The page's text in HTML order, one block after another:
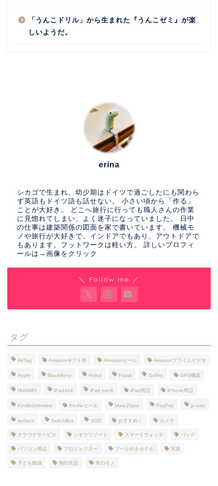
「うんこドリル」から生まれた『うんこゼミ』が楽
しいようだ。
erina
シカゴで生まれ、幼少期はドイツで過ごしたにも関わら
ず英語もドイツ語も話せない。 小さい頃から「作る」
ことが大好き。 どこへ旅行に行っても職人さんの作業
に見惚れてしまい、よく迷子になっていました。 日中
の仕事は建築関係の図面を家で書いています。 機械モ
ノや旅行が大好きで、インドアでもあり、アウトドアで
もあります。フットワークは軽い方。 詳しいプロフィ
ールは→画像をクリック
＼ Follow me ／
タグ
AirTag Amazonギフト券 Amazonセール Amazonプライムビデオ
Apple BlackBerry Felica Fossil GoPro GPS機器
HUAWEI iPadAir4 iPad mini6 iPad周辺 iPhone周辺
KindleUnlimited Kindleセール Mate20pro PayPay pi-solo
surface SwitchBot VOD おすすめ！ カメラ
クラウドサービス シギラリゾート スマートウォッチ バッグ
パソコン周辺 プロジェクター プール付きホテル 写真
子ども勉強 無印良品 革のモノ